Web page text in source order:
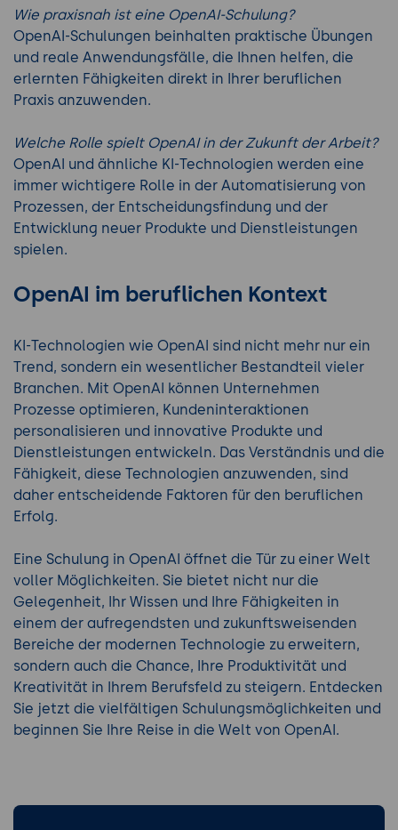
Wie praxisnah ist eine OpenAI-Schulung?
OpenAI-Schulungen beinhalten praktische Übungen
und reale Anwendungsfälle, die Ihnen helfen, die
erlernten Fähigkeiten direkt in Ihrer beruflichen
Praxis anzuwenden.
Welche Rolle spielt OpenAI in der Zukunft der Arbeit?
OpenAI und ähnliche KI-Technologien werden eine
immer wichtigere Rolle in der Automatisierung von
Prozessen, der Entscheidungsfindung und der
Entwicklung neuer Produkte und Dienstleistungen
spielen.
OpenAI im beruflichen Kontext
KI-Technologien wie OpenAI sind nicht mehr nur ein
Trend, sondern ein wesentlicher Bestandteil vieler
Branchen. Mit OpenAI können Unternehmen
Prozesse optimieren, Kundeninteraktionen
personalisieren und innovative Produkte und
Dienstleistungen entwickeln. Das Verständnis und die
Fähigkeit, diese Technologien anzuwenden, sind
daher entscheidende Faktoren für den beruflichen
Erfolg.
Eine Schulung in OpenAI öffnet die Tür zu einer Welt
voller Möglichkeiten. Sie bietet nicht nur die
Gelegenheit, Ihr Wissen und Ihre Fähigkeiten in
einem der aufregendsten und zukunftsweisenden
Bereiche der modernen Technologie zu erweitern,
sondern auch die Chance, Ihre Produktivität und
Kreativität in Ihrem Berufsfeld zu steigern. Entdecken
Sie jetzt die vielfältigen Schulungsmöglichkeiten und
beginnen Sie Ihre Reise in die Welt von OpenAI.